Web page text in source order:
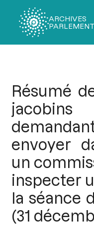
ARCHIVES
Résumé
envoyer
un
inspecter
la séance
(31